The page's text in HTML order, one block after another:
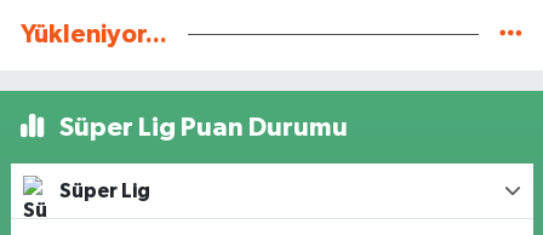
Yükleniyor...
Süper Lig Puan Durumu
Süper Lig